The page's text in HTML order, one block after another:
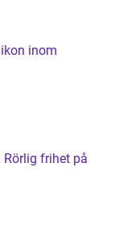
inom
Rörlig frihet på